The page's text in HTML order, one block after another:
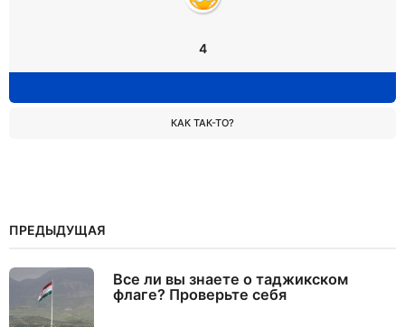
4
КАК ТАК-ТО?
ПРЕДЫДУЩАЯ
Все ли вы знаете о таджикском
флаге? Проверьте себя